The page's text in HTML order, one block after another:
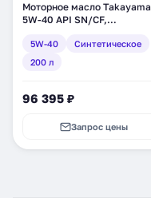
Моторное масло Takayama
5W-40 API SN/CF,
(322097)
5W-40
Синтетическое
200 л
96 395 ₽
Запрос цены